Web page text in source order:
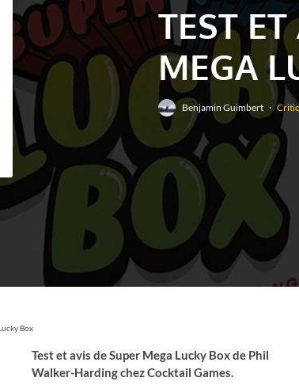
TEST
MEGA
Benjamin Guimbert ·
Box
Test et avis de Super Mega Lucky Box de Phil
Walker-Harding chez Cocktail Games.